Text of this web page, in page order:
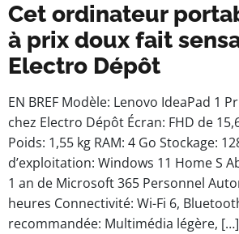
Cet ordinateur
à prix doux fait
Electro Dépôt
EN BREF Modèle: Lenovo IdeaPad 1
chez Electro Dépôt Écran: FHD de
Poids: 1,55 kg RAM: 4 Go Stockage:
d’exploitation: Windows 11 Home S
1 an de Microsoft 365 Personnel
heures Connectivité: Wi-Fi 6,
recommandée: Multimédia légère, […]